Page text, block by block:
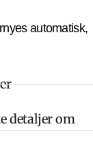
automatisk,
detaljer om